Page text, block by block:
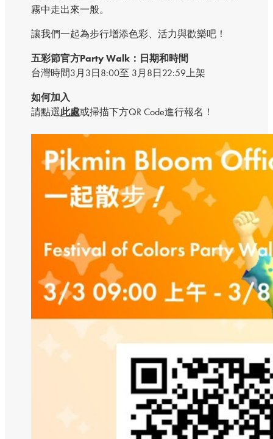
霧中走出來一般。
讓我們一起為步行增添色彩、活力與歡樂吧！
五彩節官方Party Walk：日期和時間
台灣時間3月3日8:00至 3月8日22:59上架
如何加入
請點選此處或掃描下方QR Code進行報名！